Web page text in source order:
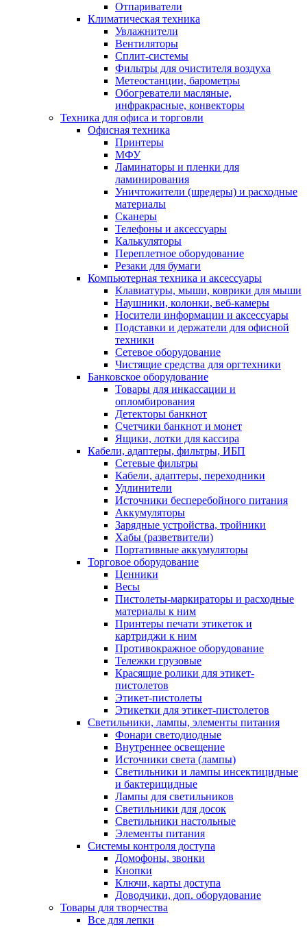
Отпариватели
Климатическая техника
Увлажнители
Вентиляторы
Сплит-системы
Фильтры для очистителя воздуха
Метеостанции, барометры
Обогреватели масляные,
инфракрасные, конвекторы
Техника для офиса и торговли
Офисная техника
Принтеры
МФУ
Ламинаторы и пленки для
ламинирования
Уничтожители (шредеры) и расходные
материалы
Сканеры
Телефоны и аксессуары
Калькуляторы
Переплетное оборудование
Резаки для бумаги
Компьютерная техника и аксессуары
Клавиатуры, мыши, коврики для мыши
Наушники, колонки, веб-камеры
Носители информации и аксессуары
Подставки и держатели для офисной
техники
Сетевое оборудование
Чистящие средства для оргтехники
Банковское оборудование
Товары для инкассации и
опломбирования
Детекторы банкнот
Счетчики банкнот и монет
Ящики, лотки для кассира
Кабели, адаптеры, фильтры, ИБП
Сетевые фильтры
Кабели, адаптеры, переходники
Удлинители
Источники бесперебойного питания
Аккумуляторы
Зарядные устройства, тройники
Хабы (разветвители)
Портативные аккумуляторы
Торговое оборудование
Ценники
Весы
Пистолеты-маркираторы и расходные
материалы к ним
Принтеры печати этикеток и
картриджи к ним
Противокражное оборудование
Тележки грузовые
Красящие ролики для этикет-
пистолетов
Этикет-пистолеты
Этикетки для этикет-пистолетов
Светильники, лампы, элементы питания
Фонари светодиодные
Внутреннее освещение
Источники света (лампы)
Светильники и лампы инсектицидные
и бактерицидные
Лампы для светильников
Светильники для досок
Светильники настольные
Элементы питания
Системы контроля доступа
Домофоны, звонки
Кнопки
Ключи, карты доступа
Доводчики, доп. оборудование
Товары для творчества
Все для лепки